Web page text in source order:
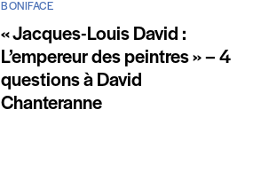
BONIFACE
« Jacques-Louis David :
L’empereur des peintres » – 4
questions à David
Chanteranne